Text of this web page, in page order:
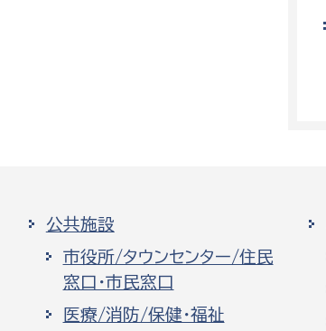
公共施設
市役所/タウンセンター/住民
窓口・市民窓口
医療/消防/保健・福祉